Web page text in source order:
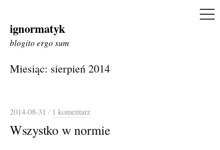
Skip
to
ignormatyk
blogito ergo sum
Miesiąc: sierpień 2014
2014-08-31 / 1 komentarz
Wszystko w normie